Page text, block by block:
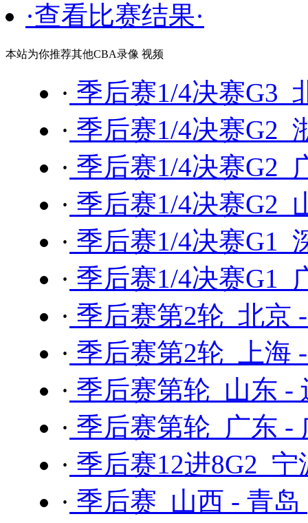
·查看比赛结果·
本站为你推荐其他CBA录像 视频
· 季后赛1/4决赛G3
· 季后赛1/4决赛G2
· 季后赛1/4决赛G2
· 季后赛1/4决赛G2
· 季后赛1/4决赛G1
· 季后赛1/4决赛G1
· 季后赛第2轮 北京
· 季后赛第2轮 上海
· 季后赛第轮 山东 -
· 季后赛第轮 广东 -
· 季后赛12进8G2
· 季后赛 山西 - 青岛